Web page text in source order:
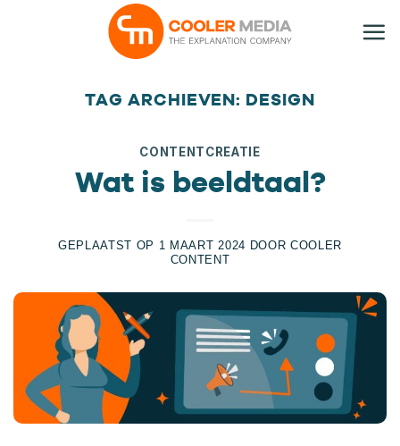
TAG ARCHIEVEN: DESIGN
CONTENTCREATIE
Wat is beeldtaal?
GEPLAATST OP 1 MAART 2024 DOOR COOLER
CONTENT